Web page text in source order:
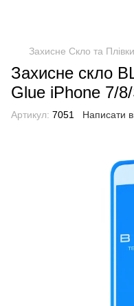
Захисне Скло та Плівки
Захисне скло
Glue iPhone 7/
Артикул: 7051 Написати